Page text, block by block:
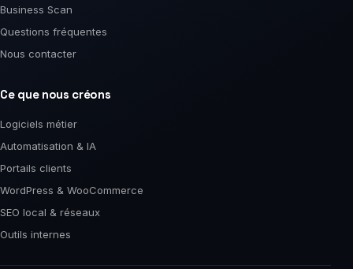
Business Scan
Questions fréquentes
Nous contacter
Ce que nous créons
Logiciels métier
Automatisation & IA
Portails clients
WordPress & WooCommerce
SEO local & réseaux
Outils internes